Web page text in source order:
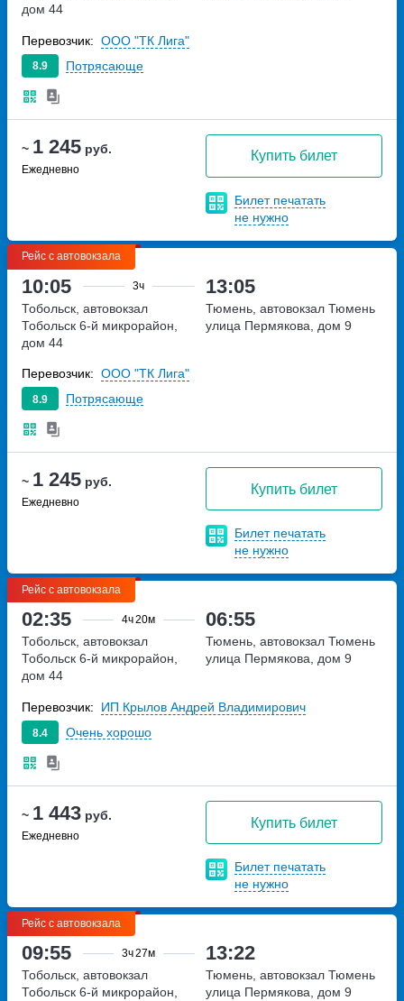
~ 1 245 руб.
Ежедневно
Купить билет
Билет печатать
не нужно
дом 44
8.9 Потрясающе
Перевозчик: ООО "ТК Лига"
Рейс с автовокзала
10:05 3ч 13:05
~ 1 245 руб.
Ежедневно
Купить билет
Билет печатать
не нужно
Тобольск, автовокзал
Тобольск 6-й микрорайон,
дом 44
Тюмень, автовокзал Тюмень
улица Пермякова, дом 9
8.9 Потрясающе
Перевозчик: ООО "ТК Лига"
Рейс с автовокзала
02:35 4ч20м 06:55
~ 1 443 руб.
Ежедневно
Купить билет
Билет печатать
не нужно
Тобольск, автовокзал
Тобольск 6-й микрорайон,
дом 44
Тюмень, автовокзал Тюмень
улица Пермякова, дом 9
8.4 Очень хорошо
Перевозчик: ИП Крылов Андрей Владимирович
Рейс с автовокзала
09:55 3ч27м 13:22
Тобольск, автовокзал
Тобольск 6-й микрорайон,
Тюмень, автовокзал Тюмень
улица Пермякова, дом 9